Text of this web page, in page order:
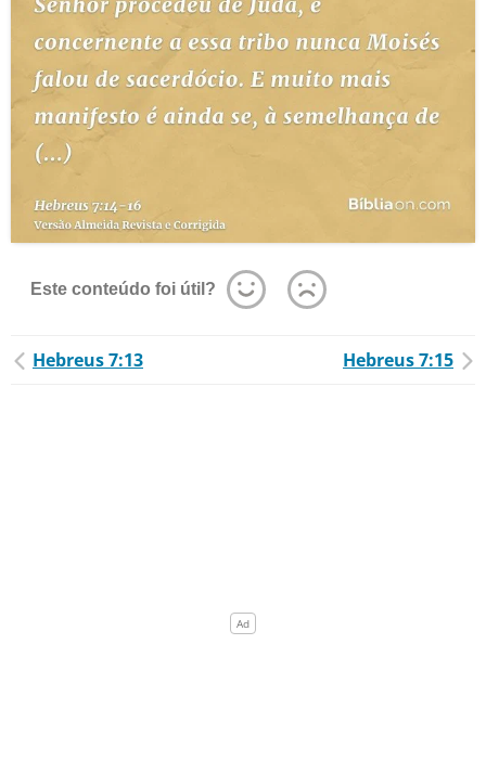
Este conteúdo foi útil?
Hebreus 7:13 Hebreus 7:15